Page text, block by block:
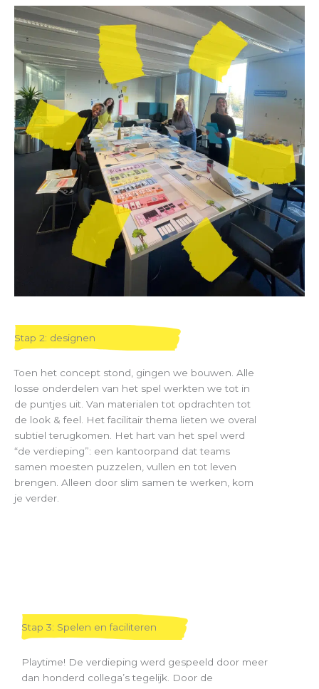
Stap 2: designen
Toen het concept stond, gingen we bouwen. Alle
losse onderdelen van het spel werkten we tot in
de puntjes uit. Van materialen tot opdrachten tot
de look & feel. Het facilitair thema lieten we overal
subtiel terugkomen. Het hart van het spel werd
“de verdieping”: een kantoorpand dat teams
samen moesten puzzelen, vullen en tot leven
brengen. Alleen door slim samen te werken, kom
je verder.
Stap 3: Spelen en faciliteren
Playtime! De verdieping werd gespeeld door meer
dan honderd collega’s tegelijk. Door de